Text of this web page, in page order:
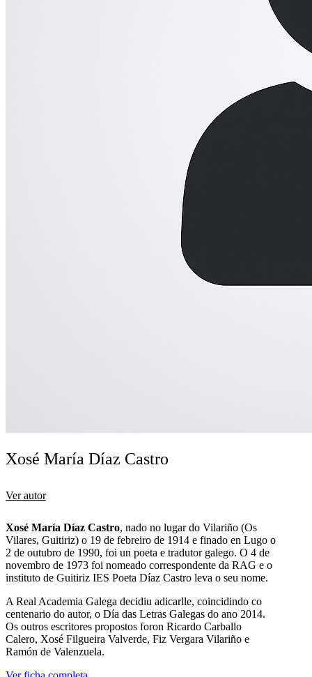
Xosé María Díaz Castro
Ver autor
Xosé María Díaz Castro, nado no lugar do Vilariño (Os
Vilares, Guitiriz) o 19 de febreiro de 1914 e finado en Lugo o
2 de outubro de 1990, foi un poeta e tradutor galego. O 4 de
novembro de 1973 foi nomeado correspondente da RAG e o
instituto de Guitiriz IES Poeta Díaz Castro leva o seu nome.
A Real Academia Galega decidiu adicarlle, coincidindo co
centenario do autor, o Día das Letras Galegas do ano 2014.
Os outros escritores propostos foron Ricardo Carballo
Calero, Xosé Filgueira Valverde, Fiz Vergara Vilariño e
Ramón de Valenzuela.